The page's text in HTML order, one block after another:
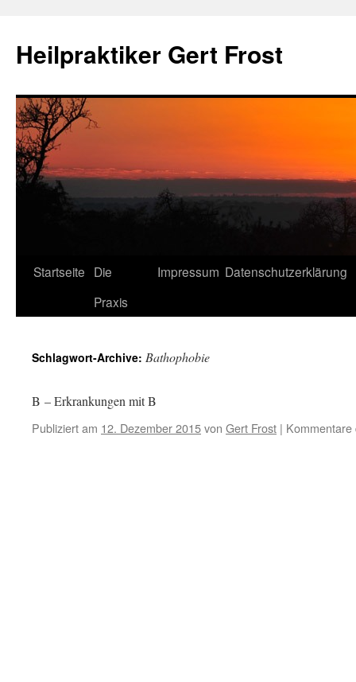
Heilpraktiker Gert Frost
Zum
Startseite Die
Praxis
Impressum Datenschutzerklärung
Schlagwort-Archive: Bathophobie
B – Erkrankungen mit B
Publiziert am 12. Dezember 2015von Gert Frost | Kommentare